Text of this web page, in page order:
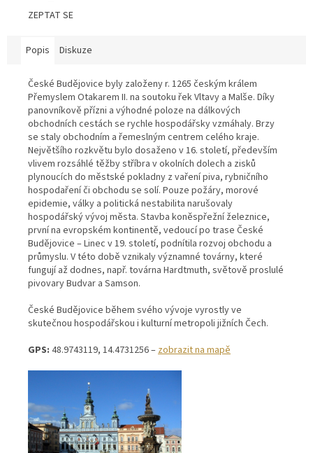
ZEPTAT SE
Popis Diskuze
České Budějovice byly založeny r. 1265 českým králem
Přemyslem Otakarem II. na soutoku řek Vltavy a Malše. Díky
panovníkově přízni a výhodné poloze na dálkových
obchodních cestách se rychle hospodářsky vzmáhaly. Brzy
se staly obchodním a řemeslným centrem celého kraje.
Největšího rozkvětu bylo dosaženo v 16. století, především
vlivem rozsáhlé těžby stříbra v okolních dolech a zisků
plynoucích do městské pokladny z vaření piva, rybničního
hospodaření či obchodu se solí. Pouze požáry, morové
epidemie, války a politická nestabilita narušovaly
hospodářský vývoj města. Stavba koněspřežní železnice,
první na evropském kontinentě, vedoucí po trase České
Budějovice – Linec v 19. století, podnítila rozvoj obchodu a
průmyslu. V této době vznikaly významné továrny, které
fungují až dodnes, např. továrna Hardtmuth, světově proslulé
pivovary Budvar a Samson.
České Budějovice během svého vývoje vyrostly ve
skutečnou hospodářskou i kulturní metropoli jižních Čech.
GPS: 48.9743119, 14.4731256 –zobrazit na mapě